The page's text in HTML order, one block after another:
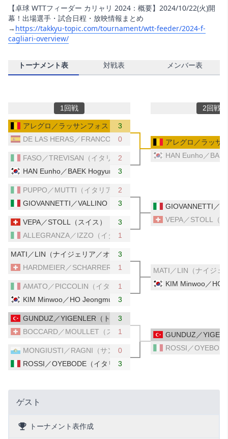
【卓球 WTTフィーダー カリャリ 2024：概要】2024/10/22(火)開
幕！出場選手・試合日程・放映情報まとめ
→ https://takkyu-topic.com/tournament/wtt-feeder/2024-f-
cagliari-overview/
トーナメント表 対戦表 メンバー表
1回戦 2回戦
アレグロ／ラッサンフォス（ベルギー）
3
DE LAS HERAS／FRANCO（スペイン）
0
FASO／TREVISAN（イタリア）
2
HAN Eunho／BAEK Hogyun（韓国）
3
PUPPO／MUTTI（イタリア）2
GIOVANNETTI／VALLINO（イタリア）
3
VEPA／STOLL（スイス）
3
ALLEGRANZA／IZZO（イタリア）
1
MATI／LIN（ナイジェリア／オーストラリア）
3
HARDMEIER／SCHARRER（スイス）
1
AMATO／PICCOLIN（イタリア）
1
KIM Minwoo／HO Jeongmun（韓国）
3
GUNDUZ／YIGENLER（トルコ）
3
BOCCARD／MOULLET（スイス）
1
MONGIUSTI／RAGNI（サンマリノ）
0
ROSSI／OYEBODE（イタリア）
3
アレグロ／ラッサ
HAN Eunho／
GIOVANNETTI／
VEPA／STOLL（
MATI／LIN（ナイジェ
KIM Minwoo／HO
GUNDUZ／
ROSSI／
ゲスト
トーナメント表作成